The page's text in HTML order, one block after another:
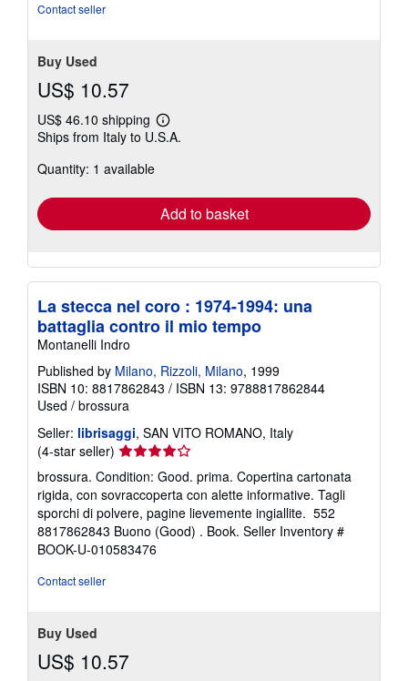
Contact seller
Buy Used
US$ 10.57
US$ 46.10 shipping
Learn
more
Ships from Italy to U.S.A.
Quantity: 1 available
Add to basket
La stecca nel coro : 1974-1994: una
battaglia contro il mio tempo
Montanelli Indro
Published by Milano, Rizzoli, Milano, 1999
ISBN 10: 8817862843 / ISBN 13: 9788817862844
Used / brossura
Seller: librisaggi, SAN VITO ROMANO, Italy
(4-star seller) Seller
rating
4
out
of
5
stars
brossura. Condition: Good. prima. Copertina cartonata
rigida, con sovraccoperta con alette informative. Tagli
sporchi di polvere, pagine lievemente ingiallite. 552
8817862843 Buono (Good) . Book. Seller Inventory #
BOOK-U-010583476
Contact seller
Buy Used
US$ 10.57